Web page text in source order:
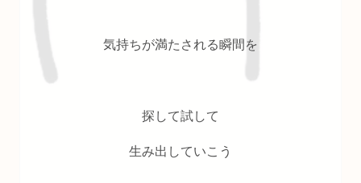
気持ちが満たされる瞬間を
探して試して
生み出していこう